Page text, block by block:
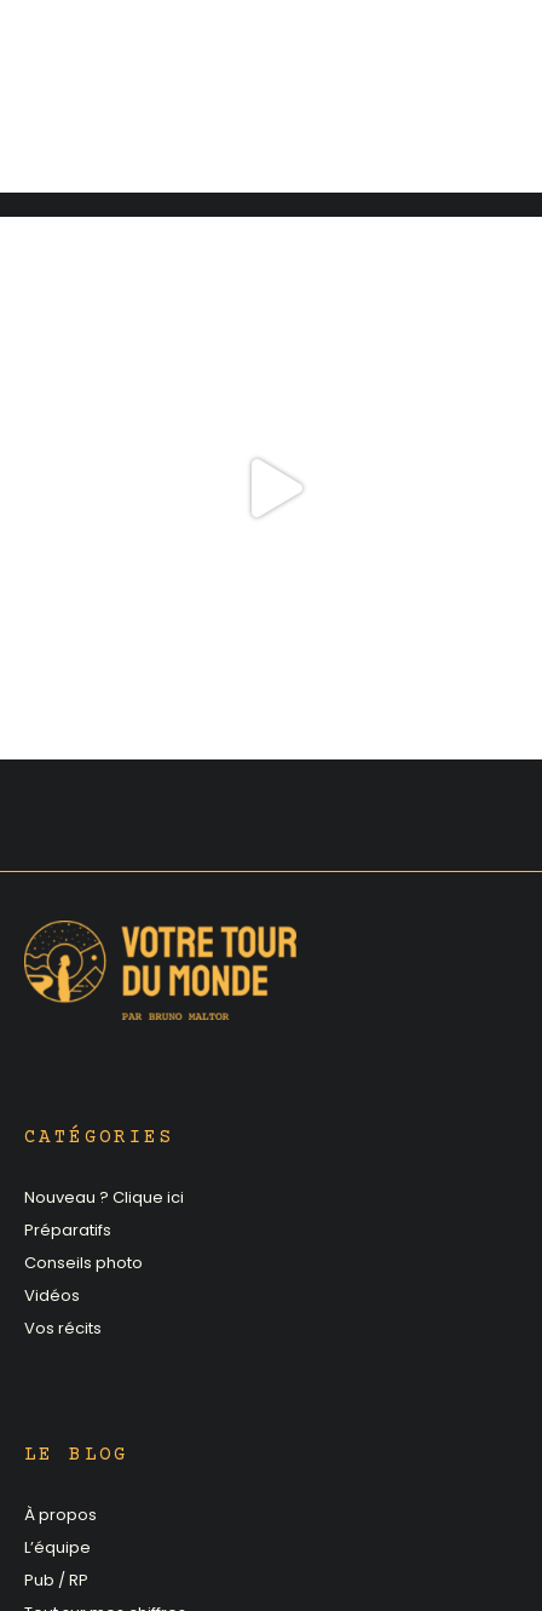
CATÉGORIES
Nouveau ? Clique ici
Préparatifs
Conseils photo
Vidéos
Vos récits
LE BLOG
À propos
L’équipe
Pub / RP